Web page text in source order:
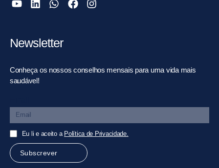
Newsletter
Conheça os nossos conselhos mensais para uma vida mais
saudável!
Eu li e aceito a Política de Privacidade.
Subscrever